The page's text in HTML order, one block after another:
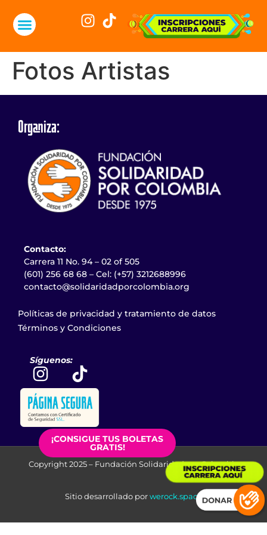
Fotos Artistas
Organiza:
Contacto:
Carrera 11 No. 94 – 02 of 505
(601) 256 68 68 – Cel: (+57) 3212688996
contacto@solidaridadporcolombia.org
Políticas de privacidad y tratamiento de datos
Términos y Condiciones
Síguenos:
¡CONSIGUE TUS BOLETAS
GRATIS!
Copyright 2025 – Fundación Solidaridad por Colombia
Sitio desarrollado porwerock.space